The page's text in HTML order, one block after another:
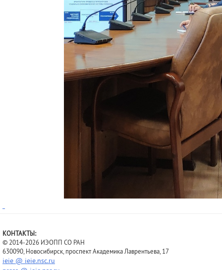
КОНТАКТЫ:
© 2014-2026 ИЭОПП СО РАН
630090, Новосибирск, проспект Академика Лаврентьева, 17
ieie @ ieie.nsc.ru